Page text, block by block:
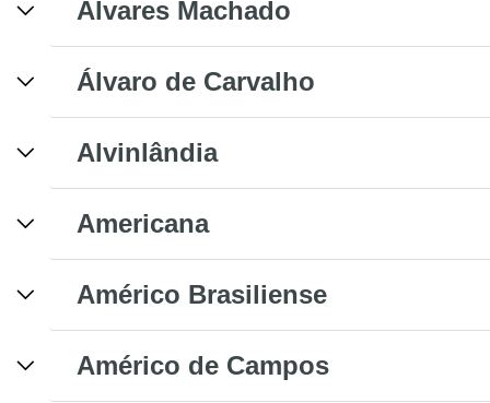
Álvares Machado
Álvaro de Carvalho
Alvinlândia
Americana
Américo Brasiliense
Américo de Campos